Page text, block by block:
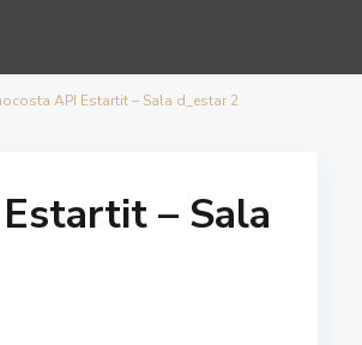
API Estartit – Sala d_estar 2
– Sala